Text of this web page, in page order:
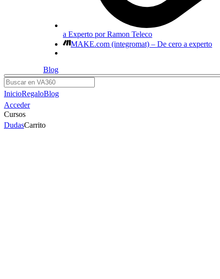
a Experto por Ramon Teleco
MAKE.com (integromat) – De cero a experto
Blog
Buscar
InicioRegaloBlog
Acceder
Cursos
DudasCarrito